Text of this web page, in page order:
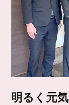
明るく元